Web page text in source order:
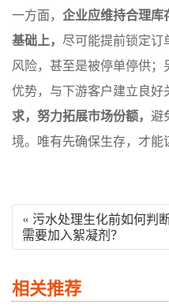
一方面， 企业应维持合理库
基础上， 尽可能提前锁定订
风险，甚至是被停单停供
优势，与下游客户建立良好
求，努力拓展市场份额， 避
境。唯有先确保生存，才能
« 污水处理生化前如何判
需要加入絮凝剂？
相关推荐